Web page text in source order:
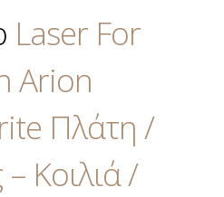
Laser For
Arion
Πλάτη /
Κοιλιά /